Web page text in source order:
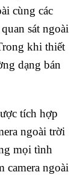
cùng các
sát ngoài
khi thiết
dạng bán
tích hợp
ngoài trời
mọi tình
camera ngoài